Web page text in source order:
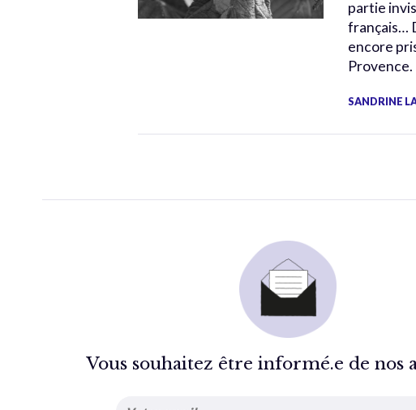
partie
français…
encore
Provence.
SANDRINE
Vous souhaitez être informé.e de nos